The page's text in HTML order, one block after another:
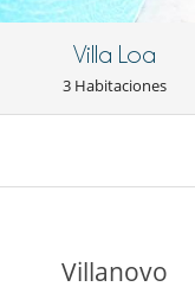
Villa Loa
3 Habitaciones
Villanovo